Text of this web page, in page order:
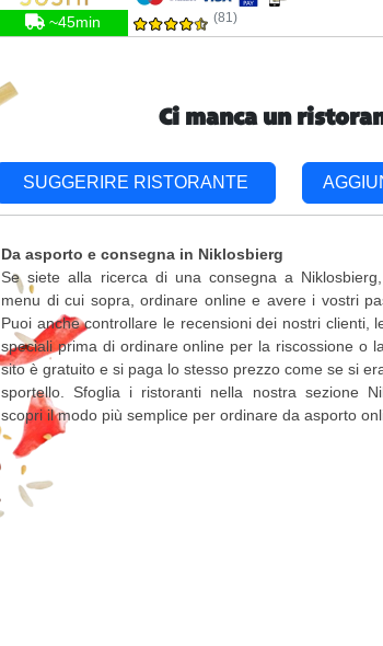
~45min (81)
Ci manca un
SUGGERIRE RISTORANTE
Da asporto e consegna in Niklosbierg
Se siete alla ricerca di una consegna a
menu di cui sopra, ordinare online e avere i vostri
Puoi anche controllare le recensioni dei nostri clienti,
speciali prima di ordinare online per la riscossione o
sito è gratuito e si paga lo stesso prezzo come se si
sportello. Sfoglia i ristoranti nella nostra sezione
scopri il modo più semplice per ordinare da asporto